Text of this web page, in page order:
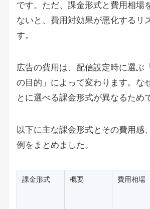
です。ただ、課金形式と費用相場
ないと、費用対効果が悪化するリ
す。
広告の費用は、配信設定時に選ぶ
の目的」によって変わります。な
とに選べる課金形式が異なるため
以下に主な課金形式とその費用感
例をまとめました。
課金形式 概要 費用相場